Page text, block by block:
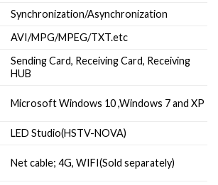
Synchronization/Asynchronization
AVI/MPG/MPEG/TXT.etc
Sending Card, Receiving Card, Receiving
HUB
Microsoft Windows 10 ,Windows 7 and XP
LED Studio(HSTV-NOVA)
Net cable; 4G, WIFI(Sold separately)